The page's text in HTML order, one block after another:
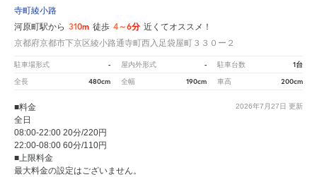
寺町綾小路
河原町駅から 310m 徒歩 4～6分 近くてオススメ！
京都府京都市下京区綾小路通寺町西入足袋屋町３３０ー２
駐車場形式 - 屋内外形式 - 駐車台数 1台
全長 480cm 全幅 190cm 車高 200cm
2026年7月27日 更新
■料金
全日
08:00-22:00 20分/220円
22:00-08:00 60分/110円
■上限料金
最大料金の設定はございません。